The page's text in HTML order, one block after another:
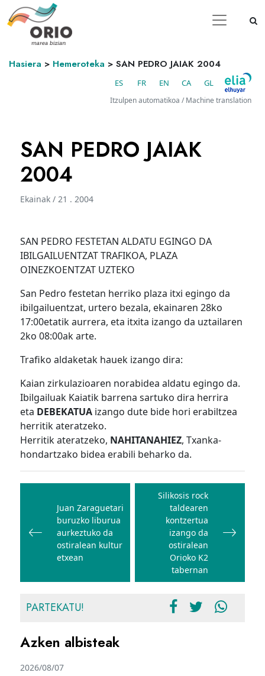
Hasiera > Hemeroteka > SAN PEDRO JAIAK 2004
ES FR EN CA GL
Itzulpen automatikoa / Machine translation
SAN PEDRO JAIAK
2004
Ekainak / 21 . 2004
SAN PEDRO FESTETAN ALDATU EGINGO DA
IBILGAILUENTZAT TRAFIKOA, PLAZA
OINEZKOENTZAT UZTEKO
San Pedro festetan herriko plaza itxi egingo da
ibilgailuentzat, urtero bezala, ekainaren 28ko
17:00etatik aurrera, eta itxita izango da uztailaren
2ko 08:00ak arte.
Trafiko aldaketak hauek izango dira:
Kaian zirkulazioaren norabidea aldatu egingo da.
Ibilgailuak Kaiatik barrena sartuko dira herrira
eta DEBEKATUA izango dute bide hori erabiltzea
herritik ateratzeko.
Herritik ateratzeko, NAHITANAHIEZ, Txanka-
hondartzako bidea erabili beharko da.
Bidalketetan
nabigatuJuan Zaraguetari
buruzko liburua
aurkeztuko da
ostiralean kultur
etxean
Silikosis rock
taldearen
kontzertua
izango da
ostiralean
Orioko K2
tabernan
PARTEKATU!
Azken albisteak
2026/08/07